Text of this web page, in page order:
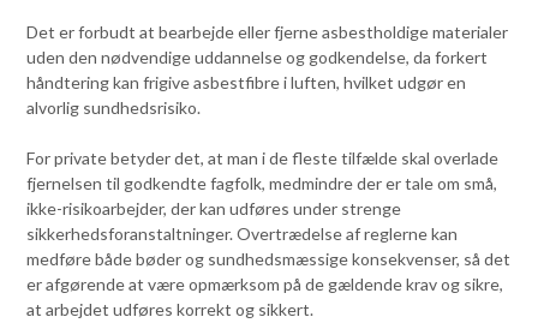
Det er forbudt at bearbejde eller fjerne asbestholdige materialer
uden den nødvendige uddannelse og godkendelse, da forkert
håndtering kan frigive asbestfibre i luften, hvilket udgør en
alvorlig sundhedsrisiko.
For private betyder det, at man i de fleste tilfælde skal overlade
fjernelsen til godkendte fagfolk, medmindre der er tale om små,
ikke-risikoarbejder, der kan udføres under strenge
sikkerhedsforanstaltninger. Overtrædelse af reglerne kan
medføre både bøder og sundhedsmæssige konsekvenser, så det
er afgørende at være opmærksom på de gældende krav og sikre,
at arbejdet udføres korrekt og sikkert.